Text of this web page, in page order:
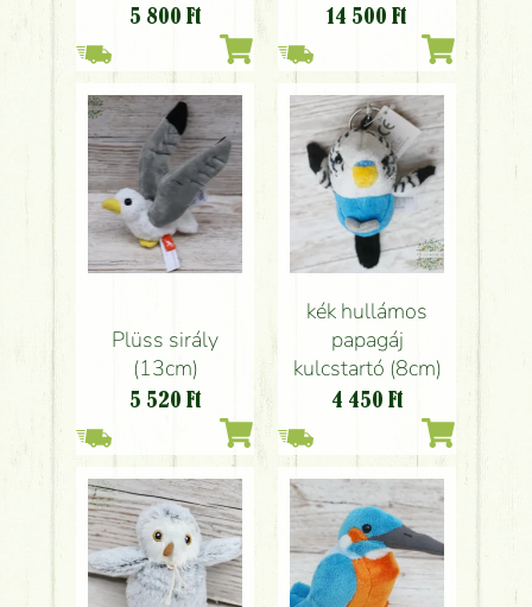
5 800 Ft 14 500 Ft
Plüss sirály
(13cm)
5 520 Ft
kék hullámos
papagáj
kulcstartó (8cm)
4 450 Ft